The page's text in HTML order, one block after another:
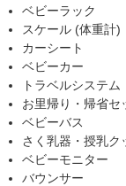
ベビーラック
スケール (体重計)
カーシート
ベビーカー
トラベルシステム
お里帰り・帰省セ
ベビーバス
さく乳器・授乳ク
ベビーモニター
バウンサー